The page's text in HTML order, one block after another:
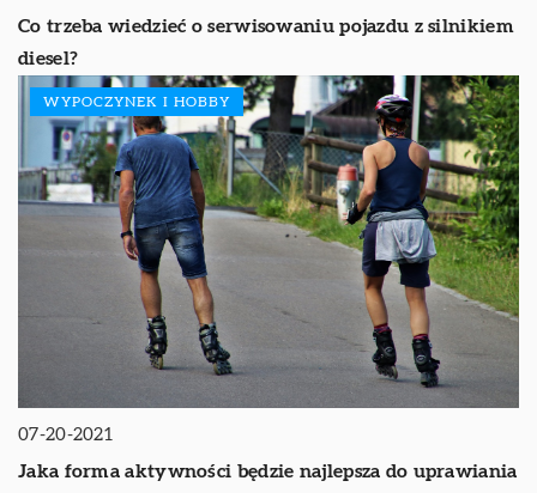
Co trzeba wiedzieć o serwisowaniu pojazdu z silnikiem
diesel?
WYPOCZYNEK I HOBBY
07-20-2021
Jaka forma aktywności będzie najlepsza do uprawiania